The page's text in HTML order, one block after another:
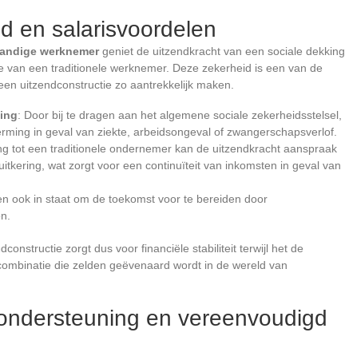
en salarisvoordelen
werknemergeniet de uitzendkracht van een sociale dekking
van een traditionele werknemer. Deze zekerheid is een van de
uitzendconstructie zo aantrekkelijk maken.
: Door bij te dragen aan het algemene sociale zekerheidsstelsel,
in geval van ziekte, arbeidsongeval of zwangerschapsverlof.
tot een traditionele ondernemer kan de uitzendkracht aanspraak
wat zorgt voor een continuïteit van inkomsten in geval van
ook in staat om de toekomst voor te bereiden door
zorgt dus voor financiële stabiliteit terwijl het de
die zelden geëvenaard wordt in de wereld van
en vereenvoudigd